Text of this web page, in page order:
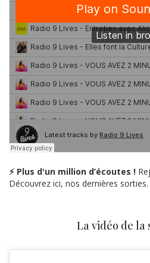
⚡ Plus d'un million d’écoutes !
Découvrez ici, nos dernières sorties.
La vidéo de la